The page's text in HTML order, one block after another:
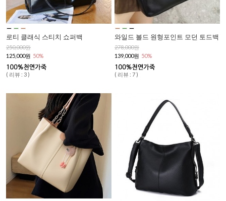
로티 클래식 스티치 쇼퍼백
250,000원
125,000원 50%
( 리뷰 : 3 )
와일드 볼드 원형포인트 모던 토드백
278,000원
139,000원 50%
( 리뷰 : 7 )